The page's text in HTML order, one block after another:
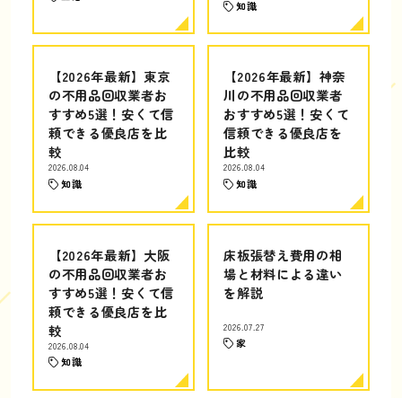
知識
【2026年最新】東京
の不用品回収業者お
すすめ5選！安くて信
頼できる優良店を比
較
2026.08.04
知識
【2026年最新】神奈
川の不用品回収業者
おすすめ5選！安くて
信頼できる優良店を
比較
2026.08.04
知識
【2026年最新】大阪
の不用品回収業者お
すすめ5選！安くて信
頼できる優良店を比
較
2026.08.04
知識
床板張替え費用の相
場と材料による違い
を解説
2026.07.27
家